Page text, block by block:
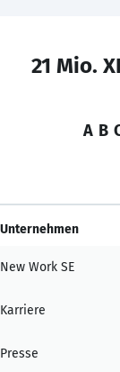
21 Mio.
A B
Unternehmen
New Work SE
Karriere
Presse